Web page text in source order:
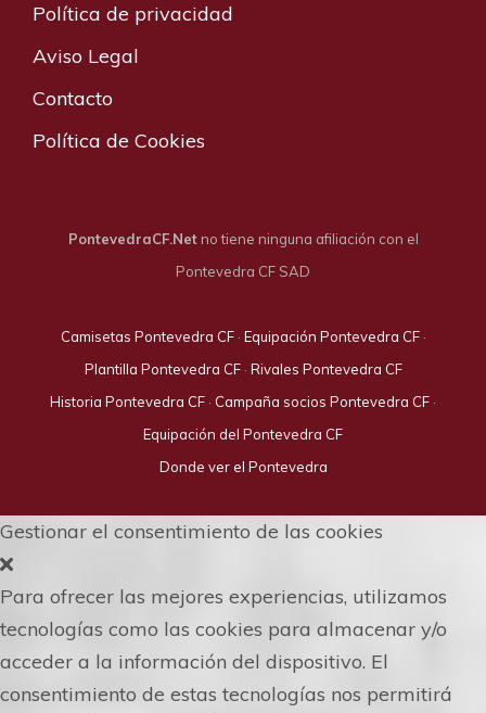
Política de privacidad
Aviso Legal
Contacto
Política de Cookies
PontevedraCF.Netno tiene ninguna afiliación con el
Pontevedra CF SAD
Camisetas Pontevedra CF· Equipación Pontevedra CF·
Plantilla Pontevedra CF· Rivales Pontevedra CF
Historia Pontevedra CF · Campaña socios Pontevedra CF ·
Equipación del Pontevedra CF
Donde ver el Pontevedra
Gestionar el consentimiento de las cookies
Para ofrecer las mejores experiencias, utilizamos
tecnologías como las cookies para almacenar y/o
acceder a la información del dispositivo. El
consentimiento de estas tecnologías nos permitirá